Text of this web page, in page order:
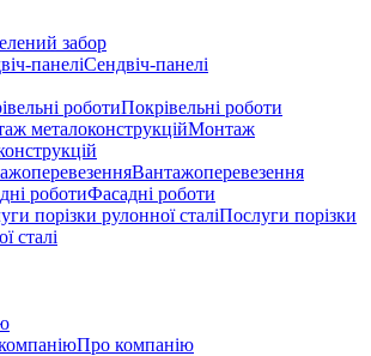
забор
Сендвіч-панелі
Покрівельні роботи
Монтаж
Вантажоперевезення
Фасадні роботи
Послуги порізки
сталі
Про компанію